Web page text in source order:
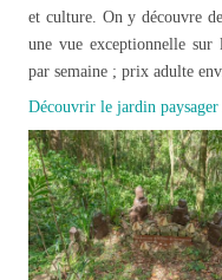
et culture. On y découvre
une vue exceptionnelle
par semaine ; prix adulte
Découvrir le jardin